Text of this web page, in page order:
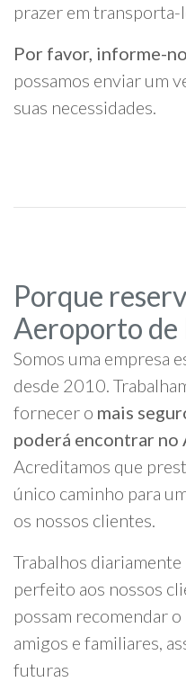
prazer em transporta-
Por favor, informe-
possamos enviar um
suas necessidades.
Porque
Aeroporto de
Somos uma empresa
desde 2010.
fornecer o mais
poderá encontrar
Acreditamos que
único caminho para
os nossos clientes.
Trabalhos
perfeito aos nossos
possam recomendar
amigos e familiares,
futuras